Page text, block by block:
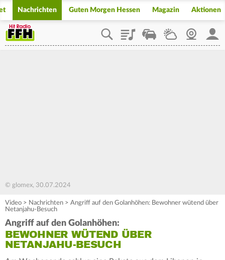
Nachrichten Guten Morgen Hessen Magazin Aktionen
PlaylistStaupilotWetterWebcam
© glomex, 30.07.2024
Video > Nachrichten > Angriff auf den Golanhöhen: Bewohner wütend über
Netanjahu-Besuch
Angriff auf den Golanhöhen:
BEWOHNER WÜTEND ÜBER
NETANJAHU-BESUCH